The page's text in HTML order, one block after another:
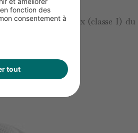
dispositifs médicaux (classe I) du